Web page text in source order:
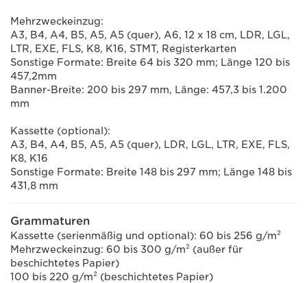
Mehrzweckeinzug:
A3, B4, A4, B5, A5, A5 (quer), A6, 12 x 18 cm, LDR, LGL,
LTR, EXE, FLS, K8, K16, STMT, Registerkarten
Sonstige Formate: Breite 64 bis 320 mm; Länge 120 bis
457,2mm
Banner-Breite: 200 bis 297 mm, Länge: 457,3 bis 1.200
mm
Kassette (optional):
A3, B4, A4, B5, A5, A5 (quer), LDR, LGL, LTR, EXE, FLS,
K8, K16
Sonstige Formate: Breite 148 bis 297 mm; Länge 148 bis
431,8 mm
Grammaturen
Kassette (serienmäßig und optional): 60 bis 256 g/m²
Mehrzweckeinzug: 60 bis 300 g/m² (außer für
beschichtetes Papier)
100 bis 220 g/m² (beschichtetes Papier)